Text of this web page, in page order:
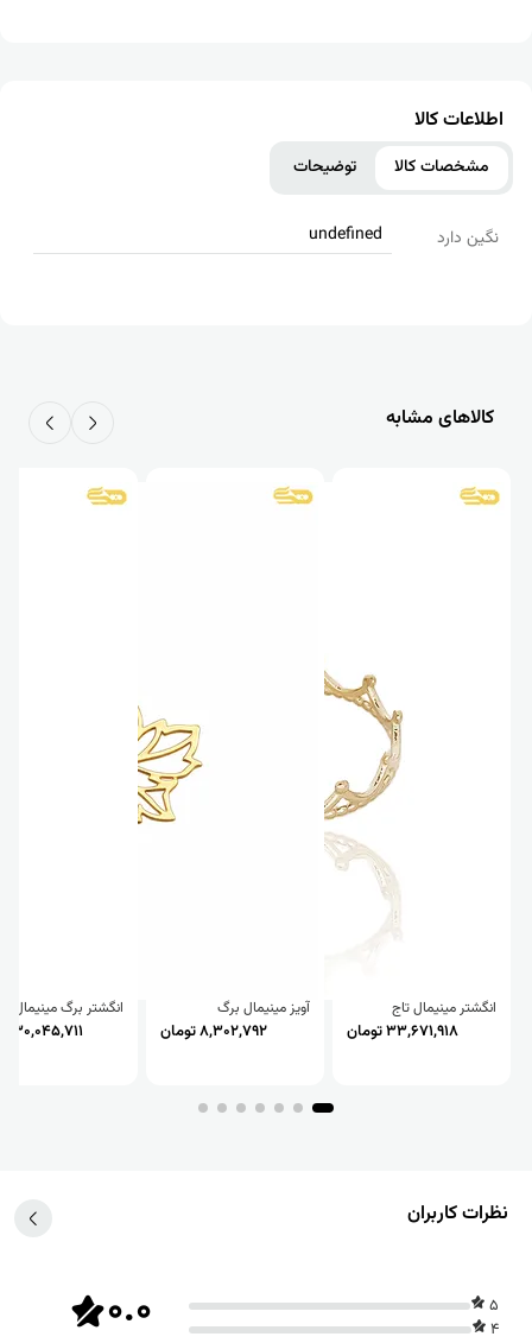
اطلاعات کالا
مشخصات کالا توضیحات
نگین دارد undefined
کالاهای مشابه
انگشتر مینیمال تاج
33,671,918 تومان
آویز مینیمال برگ
8,302,792 تومان
انگشتر برگ مینیمال
30,045,711 تومان
نظرات کاربران
5
4
0.0